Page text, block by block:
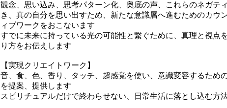
観念、思い込み、思考パターン化、奥底の声、これらのネガテ
き、真の自分を思い出すため、新たな意識層へ進むためのカウ
ィブワークをおこないます
すでに未来に持っている光の可能性と繋ぐために、真理と視点
り方をお伝えします
​【実現クリエイトワーク】
音、食、色、香り、タッチ、超感覚を使い、意識変容するため
を提案、提供します
スピリチュアルだけで終わらせない、日常生活に落とし込む方